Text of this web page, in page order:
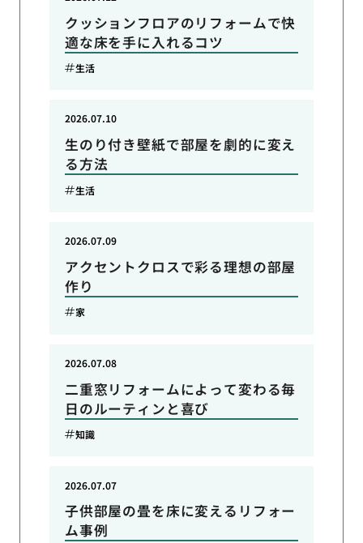
クッションフロアのリフォームで快
適な床を手に入れるコツ
生活
生のり付き壁紙で部屋を劇的に変え
る方法
2026.07.10
生活
アクセントクロスで彩る理想の部屋
作り
2026.07.09
家
二重窓リフォームによって変わる毎
日のルーティンと喜び
2026.07.08
知識
子供部屋の畳を床に変えるリフォー
ム事例
2026.07.07